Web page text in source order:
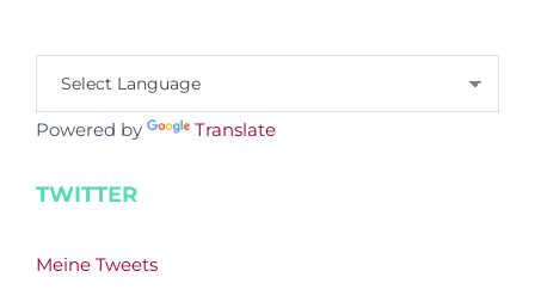
Powered by Translate
TWITTER
Meine Tweets